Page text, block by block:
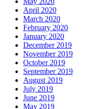
April 2020
March 2020
February 2020
January 2020
December 2019
November 2019
October 2019
September 2019
August 2019
July 2019
June 2019
May 2019